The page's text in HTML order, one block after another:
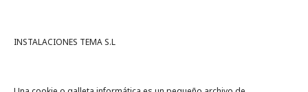
INSTALACIONES TEMA S.L